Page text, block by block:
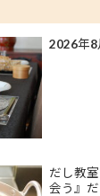
2026年8
だし教
会う』